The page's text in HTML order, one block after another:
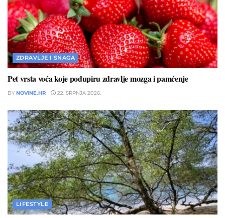
ZDRAVLJE I SNAGA
Pet vrsta voća koje podupiru zdravlje mozga i pamćenje
BY NOVINE.HR 22. SRPNJA 2026.
LIFESTYLE